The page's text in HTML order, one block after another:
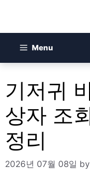
content
Menu
기저귀
상자 조
정리
2026년 07월 08일 by